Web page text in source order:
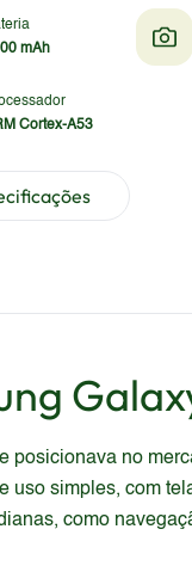
mAh
Cortex-A53
posicionava no
uso simples, com
como